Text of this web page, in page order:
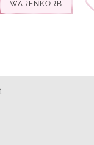
WARENKORB